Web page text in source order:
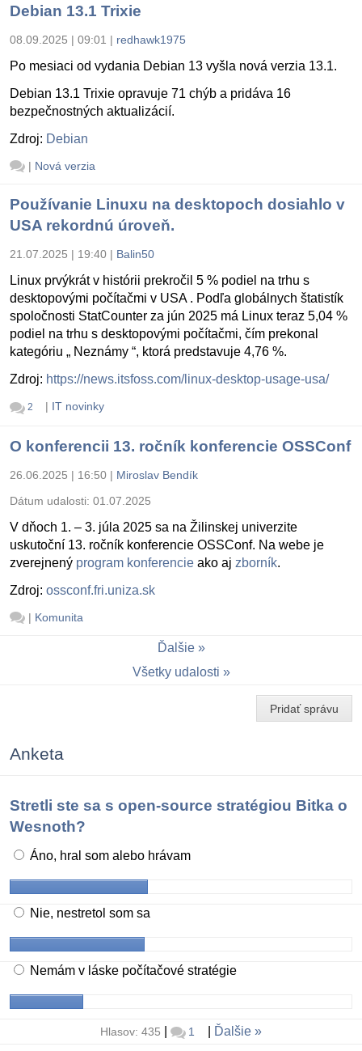
Debian 13.1 Trixie
08.09.2025 | 09:01 | redhawk1975
Po mesiaci od vydania Debian 13 vyšla nová verzia 13.1.
Debian 13.1 Trixie opravuje 71 chýb a pridáva 16
bezpečnostných aktualizácií.
Zdroj: Debian
| Nová verzia
Používanie Linuxu na desktopoch dosiahlo v
USA rekordnú úroveň.
21.07.2025 | 19:40 | Balin50
Linux prvýkrát v histórii prekročil 5 % podiel na trhu s
desktopovými počítačmi v USA . Podľa globálnych štatistík
spoločnosti StatCounter za jún 2025 má Linux teraz 5,04 %
podiel na trhu s desktopovými počítačmi, čím prekonal
kategóriu „ Neznámy “, ktorá predstavuje 4,76 %.
Zdroj: https://news.itsfoss.com/linux-desktop-usage-usa/
2 | IT novinky
O konferencii 13. ročník konferencie OSSConf
26.06.2025 | 16:50 | Miroslav Bendík
Dátum udalosti: 01.07.2025
V dňoch 1. – 3. júla 2025 sa na Žilinskej univerzite
uskutoční 13. ročník konferencie OSSConf. Na webe je
zverejnený program konferencie ako aj zborník.
Zdroj: ossconf.fri.uniza.sk
| Komunita
Ďalšie
Všetky udalosti
Pridať správu
Anketa
Stretli ste sa s open-source stratégiou Bitka o
Wesnoth?
Áno, hral som alebo hrávam
Nie, nestretol som sa
Nemám v láske počítačové stratégie
Hlasov: 435 1 Ďalšie